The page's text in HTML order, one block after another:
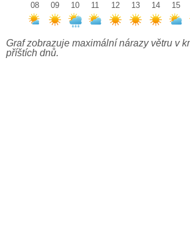
08
09
10
11
12
13
14
15
Graf zobrazuje maximální nárazy větru v
příštích dnů.